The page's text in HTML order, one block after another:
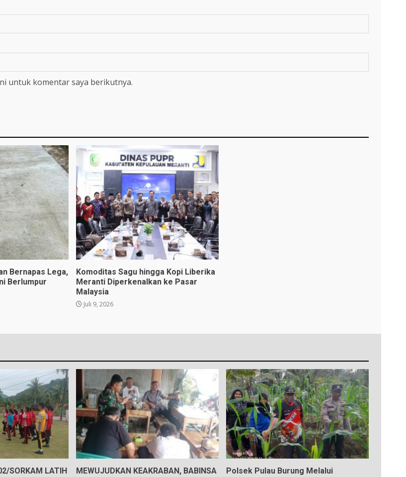
untuk komentar saya berikutnya.
Bernapas Lega,
Berlumpur
Komoditas Sagu hingga Kopi Liberika
Meranti Diperkenalkan ke Pasar
Malaysia
Juli 9, 2026
SORKAM LATIH
MEWUJUDKAN KEAKRABAN, BABINSA
Polsek Pulau Burung Melalui